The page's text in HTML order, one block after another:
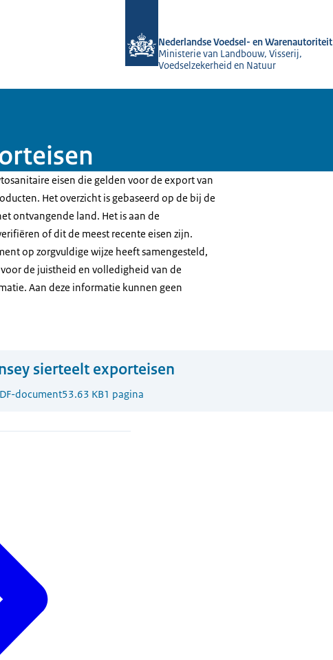
Nederlandse Voedsel- en Warenautoriteit
Ministerie van Landbouw, Visserij,
Voedselzekerheid en Natuur
eisen die gelden voor de export van
Het overzicht is gebaseerd op de bij de
ontvangende land. Het is aan de
of dit de meest recente eisen zijn.
op zorgvuldige wijze heeft samengesteld,
de juistheid en volledigheid van de
Aan deze informatie kunnen geen
sierteelt exporteisen
document53.63 KB1 pagina